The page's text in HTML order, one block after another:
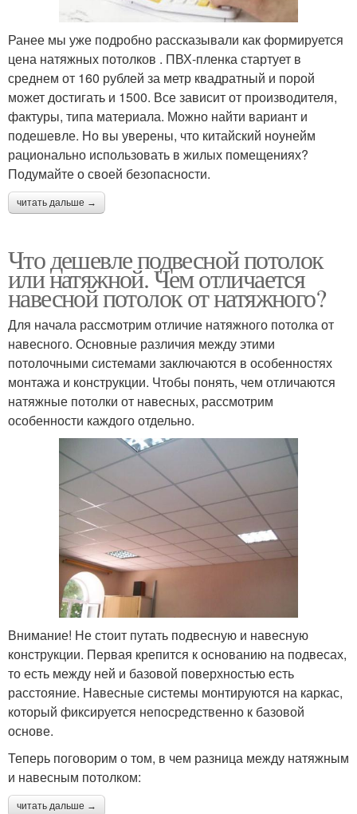
Ранее мы уже подробно рассказывали как формируется
цена натяжных потолков . ПВХ-пленка стартует в
среднем от 160 рублей за метр квадратный и порой
может достигать и 1500. Все зависит от производителя,
фактуры, типа материала. Можно найти вариант и
подешевле. Но вы уверены, что китайский ноунейм
рационально использовать в жилых помещениях?
Подумайте о своей безопасности.
читать дальше →
Что дешевле подвесной потолок
или натяжной. Чем отличается
навесной потолок от натяжного?
Для начала рассмотрим отличие натяжного потолка от
навесного. Основные различия между этими
потолочными системами заключаются в особенностях
монтажа и конструкции. Чтобы понять, чем отличаются
натяжные потолки от навесных, рассмотрим
особенности каждого отдельно.
Внимание! Не стоит путать подвесную и навесную
конструкции. Первая крепится к основанию на подвесах,
то есть между ней и базовой поверхностью есть
расстояние. Навесные системы монтируются на каркас,
который фиксируется непосредственно к базовой
основе.
Теперь поговорим о том, в чем разница между натяжным
и навесным потолком:
читать дальше →